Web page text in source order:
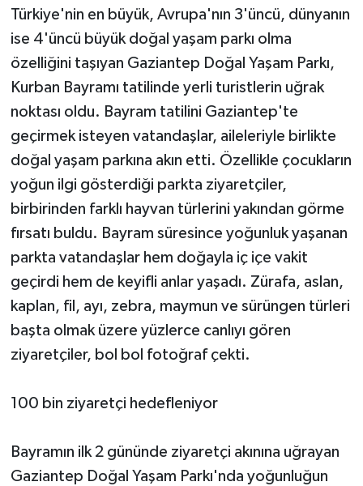
Türkiye'nin en büyük, Avrupa'nın 3'üncü, dünyanın
ise 4'üncü büyük doğal yaşam parkı olma
özelliğini taşıyan Gaziantep Doğal Yaşam Parkı,
Kurban Bayramı tatilinde yerli turistlerin uğrak
noktası oldu. Bayram tatilini Gaziantep'te
geçirmek isteyen vatandaşlar, aileleriyle birlikte
doğal yaşam parkına akın etti. Özellikle çocukların
yoğun ilgi gösterdiği parkta ziyaretçiler,
birbirinden farklı hayvan türlerini yakından görme
fırsatı buldu. Bayram süresince yoğunluk yaşanan
parkta vatandaşlar hem doğayla iç içe vakit
geçirdi hem de keyifli anlar yaşadı. Zürafa, aslan,
kaplan, fil, ayı, zebra, maymun ve sürüngen türleri
başta olmak üzere yüzlerce canlıyı gören
ziyaretçiler, bol bol fotoğraf çekti.
100 bin ziyaretçi hedefleniyor
Bayramın ilk 2 gününde ziyaretçi akınına uğrayan
Gaziantep Doğal Yaşam Parkı'nda yoğunluğun